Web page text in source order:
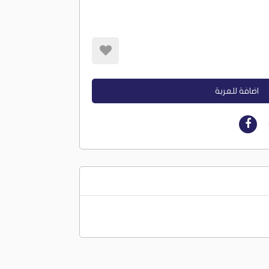
اضافة للعربة